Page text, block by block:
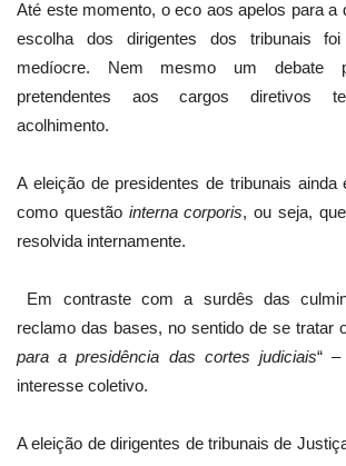
Até este momento, o eco aos apelos para a
escolha dos dirigentes dos tribunais
medíocre. Nem mesmo um debate
pretendentes aos cargos diretivos
acolhimento.
A eleição de presidentes de tribunais ainda
como questão interna corporis, ou seja,
resolvida internamente.
Em contraste com a surdês das
reclamo das bases, no sentido de se tratar
para a presidência das cortes judiciais“ –
interesse coletivo.
A eleição de dirigentes de tribunais de